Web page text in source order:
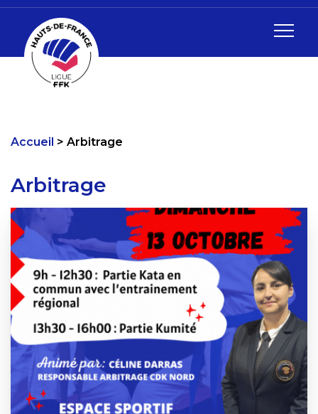
Accueil Arbitrage
Arbitrage